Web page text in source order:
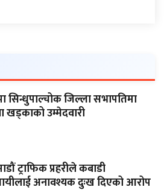
सिन्धुपाल्चोक जिल्ला सभापतिमा
उम्मेदवारी
ट्राफिक प्रहरीले कबाडी
अनावश्यक दुःख दिएको आरोप